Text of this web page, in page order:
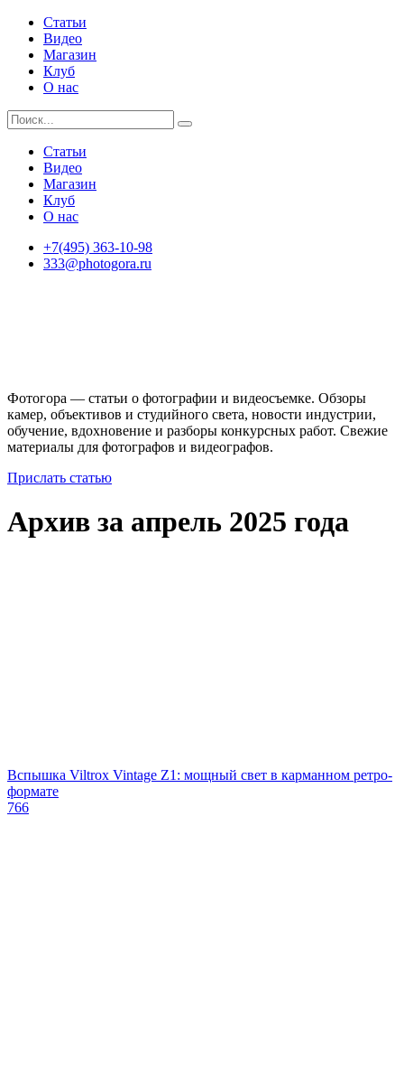
Статьи
Видео
Магазин
Клуб
О нас
Статьи
Видео
Магазин
Клуб
О нас
+7(495) 363-10-98
333@photogora.ru
Фотогора — статьи о фотографии и видеосъемке. Обзоры
камер, объективов и студийного света, новости индустрии,
обучение, вдохновение и разборы конкурсных работ. Свежие
материалы для фотографов и видеографов.
Прислать статью
Архив за апрель 2025 года
Вспышка Viltrox Vintage Z1: мощный свет в карманном ретро-
формате
766